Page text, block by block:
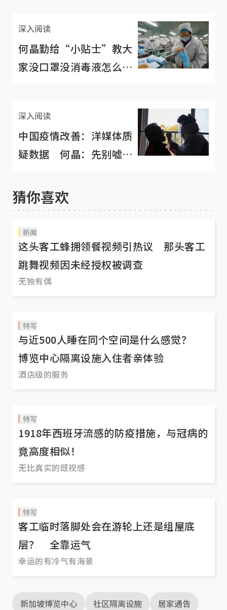
深入阅读
何晶勤给“小贴士”教大
家没口罩没消毒液怎么
深入阅读
中国疫情改善：洋媒体质
疑数据 何晶：先别嘘声
猜你喜欢
新闻
这头客工蜂拥领餐视频引热议 那头客工
跳舞视频因未经授权被调查
无独有偶
特写
与近500人睡在同个空间是什么感觉？
博览中心隔离设施入住者亲体验
酒店级的服务
特写
1918年西班牙流感的防疫措施，与冠病的
竟高度相似！
无比真实的既视感
特写
客工临时落脚处会在游轮上还是组屋底
层？ 全靠运气
幸运的有冷气有海景
新加坡博览中心 社区隔离设施
居家通告